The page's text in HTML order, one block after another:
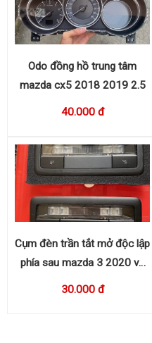
Odo đồng hồ trung tâm
mazda cx5 2018 2019 2.5
40.000 đ
Cụm đèn trần tắt mở độc lập
phía sau mazda 3 2020 và
cx30
30.000 đ